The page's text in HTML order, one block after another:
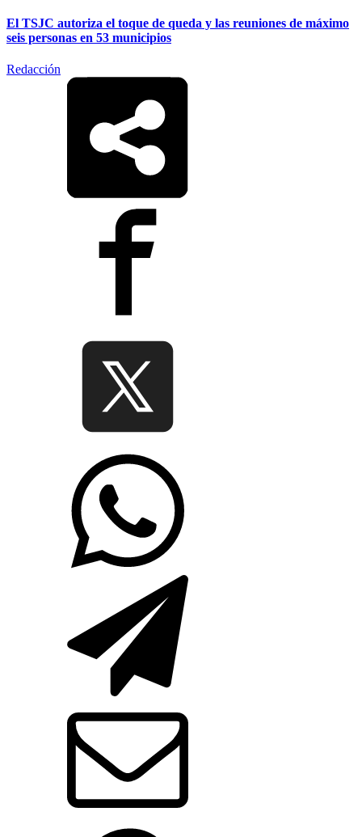
El TSJC autoriza el toque de queda y las reuniones de máximo
seis personas en 53 municipios
Redacción